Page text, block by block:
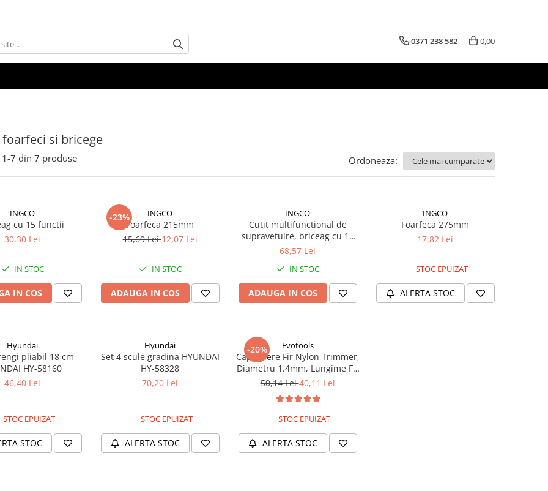
0371 238 582 0,00
si bricege
1-7 din 7 produse Ordoneaza:
INGCO
cu 15 functii
30,30 Lei
IN STOC
IN COS
-23% INGCO
Foarfeca 215mm
15,69 Lei12,07 Lei
IN STOC
ADAUGA IN COS
INGCO
Cutit multifunctional de
supravetuire, briceag cu 15
functii
68,57 Lei
IN STOC
ADAUGA IN COS
INGCO
Foarfeca 275mm
17,82 Lei
STOC EPUIZAT
ALERTA STOC
Hyundai
pliabil 18 cm
HY-58160
46,40 Lei
STOC EPUIZAT
STOC
Hyundai
Set 4 scule gradina HYUNDAI
HY-58328
70,20 Lei
STOC EPUIZAT
ALERTA STOC
-20% Evotools
Cap Taiere Fir Nylon Trimmer,
Diametru 1.4mm, Lungime Fir
3m, Usor de Montat
50,14 Lei40,11 Lei
STOC EPUIZAT
ALERTA STOC